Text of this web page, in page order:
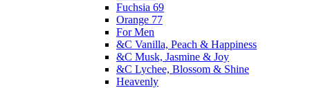
Fuchsia 69
Orange 77
For Men
&C Vanilla, Peach & Happiness
&C Musk, Jasmine & Joy
&C Lychee, Blossom & Shine
Heavenly